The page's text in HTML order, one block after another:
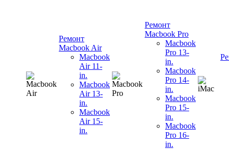
Ремонт
Macbook Air
Macbook
Air 11-
in.
Macbook
Air 13-
in.
Macbook
Air 15-
in.
Ремонт
Macbook Pro
Macbook
Pro 13-
in.
Macbook
Pro 14-
in.
Macbook
Pro 15-
in.
Macbook
Pro 16-
in.